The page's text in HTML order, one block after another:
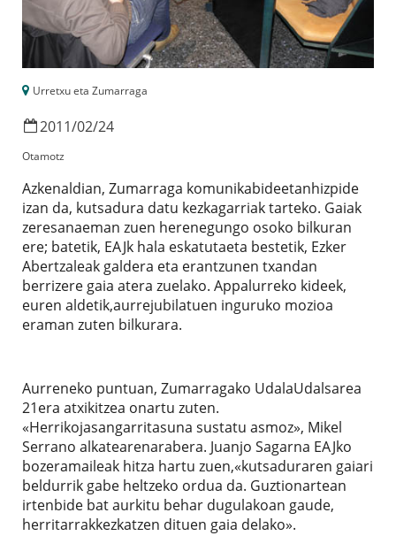
Urretxu eta Zumarraga
2011/02/24
Otamotz
Azkenaldian, Zumarraga komunikabideetanhizpide
izan da, kutsadura datu kezkagarriak tarteko. Gaiak
zeresanaeman zuen herenegungo osoko bilkuran
ere; batetik, EAJk hala eskatutaeta bestetik, Ezker
Abertzaleak galdera eta erantzunen txandan
berrizere gaia atera zuelako. Appalurreko kideek,
euren aldetik,aurrejubilatuen inguruko mozioa
eraman zuten bilkurara.
Aurreneko puntuan, Zumarragako UdalaUdalsarea
21era atxikitzea onartu zuten.
«Herrikojasangarritasuna sustatu asmoz», Mikel
Serrano alkatearenarabera. Juanjo Sagarna EAJko
bozeramaileak hitza hartu zuen,«kutsaduraren gaiari
beldurrik gabe heltzeko ordua da. Guztionartean
irtenbide bat aurkitu behar dugulakoan gaude,
herritarrakkezkatzen dituen gaia delako».